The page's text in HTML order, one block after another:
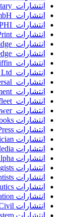
انتشارات Pen & Sword Military
انتشارات Peter Lang GmbH
انتشارات PHI
انتشارات Random House Large Print
انتشارات Rockridge
انتشارات Routledge
انتشارات St. Martin's Griffin
انتشارات The Wessex Astrologer Ltd
انتشارات Universal
انتشارات Water Environment
انتشارات Wellfleet
انتشارات Wolters Kluwer
انتشارات 5STARCooks
انتشارات Academic Press
انتشارات Academician
انتشارات Adams Media
انتشارات Alpha
انتشارات Amer Assn of Petroleum Geologists
انتشارات American College of Prosthodontists
انتشارات American Institute of Aeronautics and Astronautics
انتشارات American Pharmacists Association
انتشارات American Society of Civil